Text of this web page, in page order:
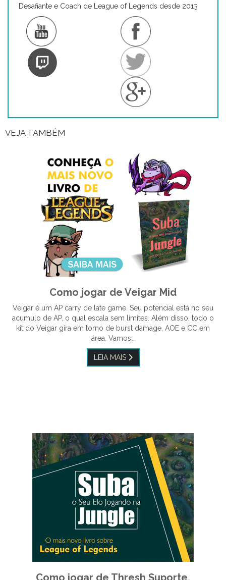
Desafiante e Coach de League of Legends desde 2013
VEJA TAMBÉM
Como jogar de Veigar Mid
Veigar é um AP carry de late game. Seu potencial está no seu
acumulo de AP, o qual escala sem limites. Além disso, todo o
kit do Veigar gira em torno de burst damage, AOE e CC em
área. Vamos…
LEIA MAIS
Como jogar de Thresh Suporte.